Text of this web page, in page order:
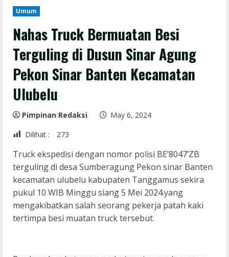
Umum
Nahas Truck Bermuatan Besi
Terguling di Dusun Sinar Agung
Pekon Sinar Banten Kecamatan
Ulubelu
Pimpinan Redaksi
May 6, 2024
Dilihat :
273
Truck ekspedisi dengan nomor polisi BE’8047’ZB
terguling di desa Sumberagung Pekon sinar Banten
kecamatan ulubelu kabupaten Tanggamus sekira
pukul 10 WIB Minggu siang 5 Mei 2024.yang
mengakibatkan salah seorang pekerja patah kaki
tertimpa besi muatan truck tersebut.